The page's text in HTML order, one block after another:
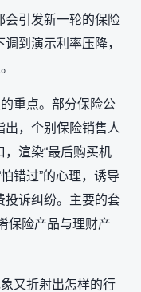
会引发新一轮的保险
到演示利率压降，
重点。部分保险公
出，个别保险销售人
渲染“最后购买机
错过”的心理，诱导
投诉纠纷。主要的套
保险产品与理财产
又折射出怎样的行